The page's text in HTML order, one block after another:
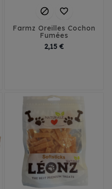
 
Farmz Oreilles Cochon
Fumées
2,15 €